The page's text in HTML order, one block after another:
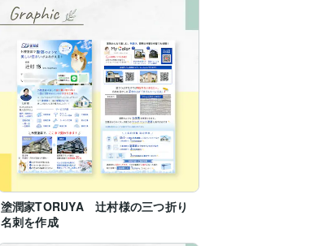
塗潤家TORUYA 辻村様の三つ折り
名刺を作成